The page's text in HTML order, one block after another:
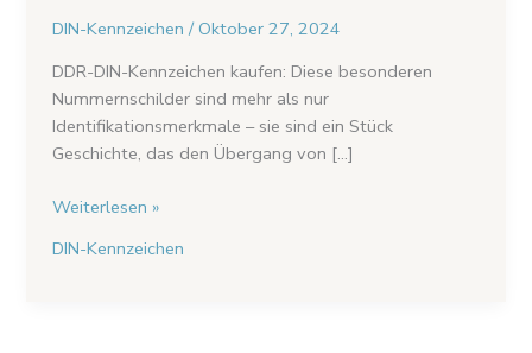
DIN-Kennzeichen /Oktober 27, 2024
DDR-DIN-Kennzeichen kaufen: Diese besonderen
Nummernschilder sind mehr als nur
Identifikationsmerkmale – sie sind ein Stück
Geschichte, das den Übergang von […]
Weiterlesen »
DIN-Kennzeichen